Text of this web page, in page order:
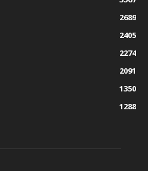
2689
2405
2274
2091
1350
1288